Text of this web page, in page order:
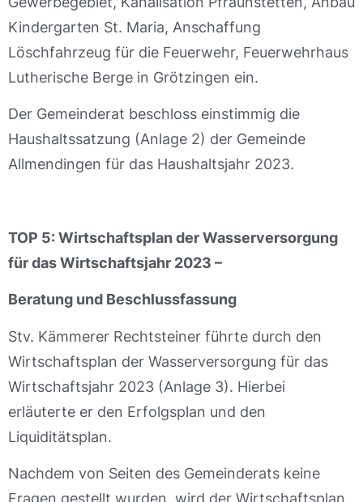
Kindergarten St. Maria, Anschaffung
Löschfahrzeug für die Feuerwehr, Feuerwehrhaus
Lutherische Berge in Grötzingen ein.
Der Gemeinderat beschloss einstimmig die
Haushaltssatzung (Anlage 2) der Gemeinde
Allmendingen für das Haushaltsjahr 2023.
TOP 5:Wirtschaftsplan der Wasserversorgung
für das Wirtschaftsjahr 2023 –
Beratung und Beschlussfassung
Stv. Kämmerer Rechtsteiner führte durch den
Wirtschaftsplan der Wasserversorgung für das
Wirtschaftsjahr 2023 (Anlage 3). Hierbei
erläuterte er den Erfolgsplan und den
Liquiditätsplan.
Nachdem von Seiten des Gemeinderats keine
Fragen gestellt wurden, wird der Wirtschaftsplan